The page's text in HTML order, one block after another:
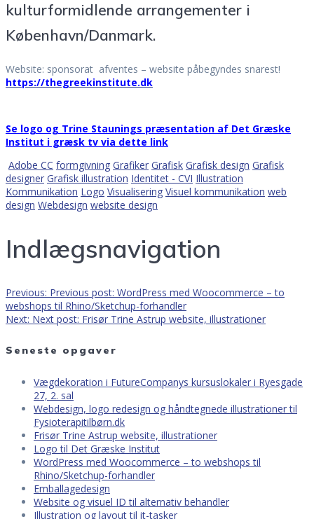
kulturformidlende arrangementer i
København/Danmark.
Website: sponsorat afventes – website påbegyndes snarest!
https://thegreekinstitute.dk
Se logo og Trine Staunings præsentation af Det Græske
Institut i græsk tv via dette link
Adobe CC formgivning Grafiker Grafisk Grafisk design Grafisk
designer Grafisk illustration Identitet - CVI Illustration
Kommunikation Logo Visualisering Visuel kommunikation web
design Webdesign website design
Indlægsnavigation
Previous: Previous post: WordPress med Woocommerce – to
webshops til Rhino/Sketchup-forhandler
Next: Next post: Frisør Trine Astrup website, illustrationer
Seneste opgaver
Vægdekoration i FutureCompanys kursuslokaler i Ryesgade
27, 2. sal
Webdesign, logo redesign og håndtegnede illustrationer til
Fysioterapitilbørn.dk
Frisør Trine Astrup website, illustrationer
Logo til Det Græske Institut
WordPress med Woocommerce – to webshops til
Rhino/Sketchup-forhandler
Emballagedesign
Website og visuel ID til alternativ behandler
Illustration og layout til it-tasker